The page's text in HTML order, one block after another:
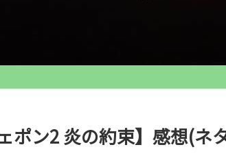
ポン2 炎の約束】感想(ネ